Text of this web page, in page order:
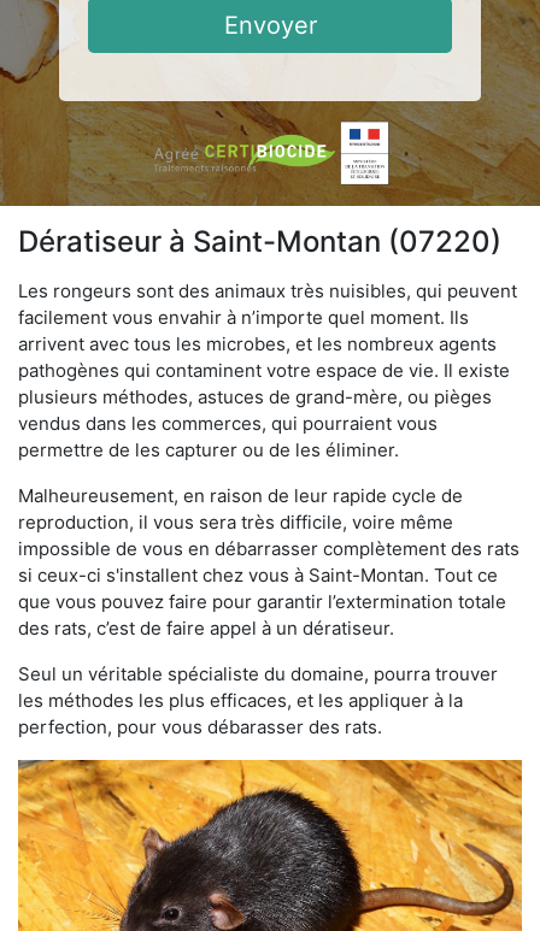
Envoyer
Dératiseur à Saint-Montan (07220)
Les rongeurs sont des animaux très nuisibles, qui peuvent
facilement vous envahir à n’importe quel moment. Ils
arrivent avec tous les microbes, et les nombreux agents
pathogènes qui contaminent votre espace de vie. Il existe
plusieurs méthodes, astuces de grand-mère, ou pièges
vendus dans les commerces, qui pourraient vous
permettre de les capturer ou de les éliminer.
Malheureusement, en raison de leur rapide cycle de
reproduction, il vous sera très difficile, voire même
impossible de vous en débarrasser complètement des rats
si ceux-ci s'installent chez vous à Saint-Montan. Tout ce
que vous pouvez faire pour garantir l’extermination totale
des rats, c’est de faire appel à un dératiseur.
Seul un véritable spécialiste du domaine, pourra trouver
les méthodes les plus efficaces, et les appliquer à la
perfection, pour vous débarasser des rats.